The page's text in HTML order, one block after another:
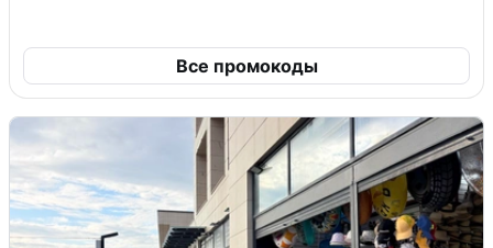
Все промокоды